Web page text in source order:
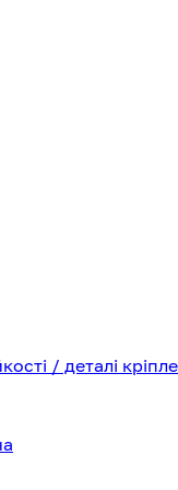
/ деталі